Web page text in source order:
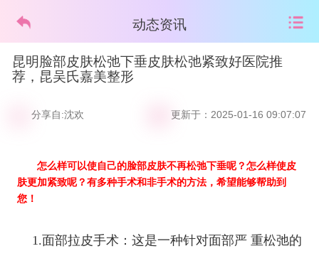
动态资讯
昆明脸部皮肤松弛下垂皮肤松弛紧致好医院推
荐，昆吴氏嘉美整形
分享自:沈欢 更新于：2025-01-16 09:07:07
怎么样可以使自己的脸部皮肤不再松弛下垂呢？怎么样使皮
肤更加紧致呢？有多种手术和非手术的方法，希望能够帮助到
您！
1.面部拉皮手术：这是一种针对面部严 重松弛的